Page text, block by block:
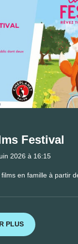
Festival
2026 à 16:15
en famille à partir
PLUS